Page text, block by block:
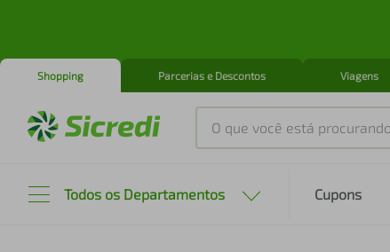
Shopping Parcerias e Descontos Viagens
O que você está procurando?
Todos os Departamentos Cupons